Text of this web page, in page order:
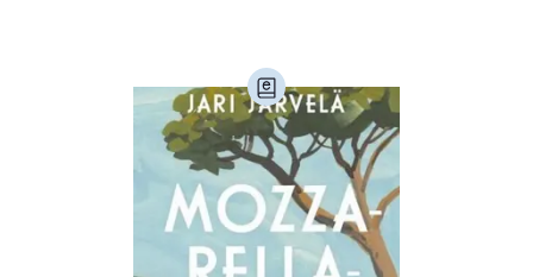
Loodusteadus (32)
Maamajandus (24)
Majandus (34)
Perioodika (15)
Psühholoogia (187)
Rahandus (46)